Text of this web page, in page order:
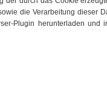
die Verarbeitung dieser
Plugin herunterladen und